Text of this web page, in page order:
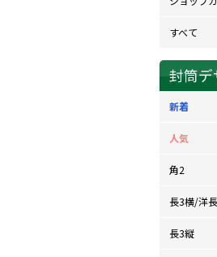
すべて
封筒
新着
人気
角2
長3横/洋
長3縦